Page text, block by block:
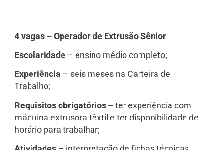
4 vagas – Operador de Extrusão Sênior
Escolaridade – ensino médio completo;
Experiência – seis meses na Carteira de
Trabalho;
Requisitos obrigatórios –ter experiência com
máquina extrusora têxtil e ter disponibilidade de
horário para trabalhar;